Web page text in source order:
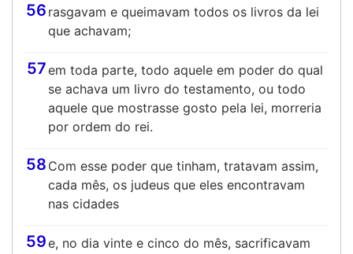
56 rasgavam e queimavam todos os livros da lei
que achavam;
57em toda parte, todo aquele em poder do qual
se achava um livro do testamento, ou todo
aquele que mostrasse gosto pela lei, morreria
por ordem do rei.
58 Com esse poder que tinham, tratavam assim,
cada mês, os judeus que eles encontravam
nas cidades
59e, no dia vinte e cinco do mês, sacrificavam